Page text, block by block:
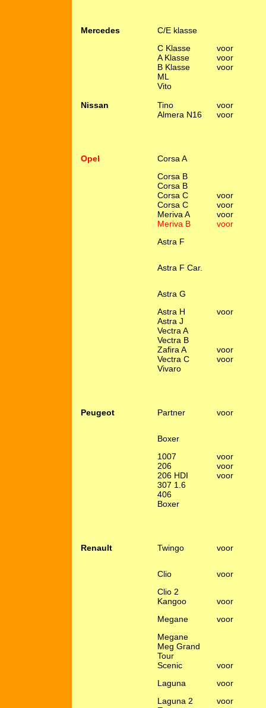
Mercedes
C/E klasse
C Klasse
voor
A Klasse
voor
B Klasse
voor
ML
Vito
Nissan
Tino
voor
Almera N16
voor
Opel
Corsa A
Corsa B
Corsa B
Corsa C
voor
Corsa C
voor
Meriva A
voor
Meriva B
voor
Astra F
Astra F Car.
Astra G
Astra H
voor
Astra J
Vectra A
Vectra B
Zafira A
voor
Vectra C
voor
Vivaro
Peugeot Partner voor
Boxer
1007
voor
206
voor
206 HDI
voor
307 1.6
406
Boxer
Renault Twingo voor
Clio
voor
Clio 2
Kangoo
voor
Megane
voor
Megane
Meg Grand
Tour
Scenic
voor
Laguna
voor
Laguna 2
voor